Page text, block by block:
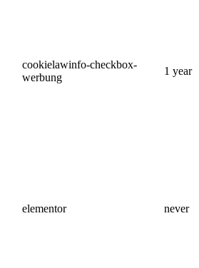
cookielawinfo-checkbox-
werbung
1 year
elementor never